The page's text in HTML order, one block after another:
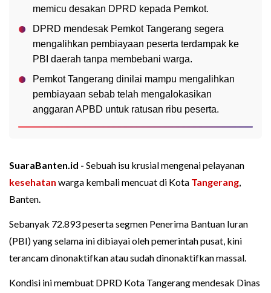
memicu desakan DPRD kepada Pemkot.
DPRD mendesak Pemkot Tangerang segera
mengalihkan pembiayaan peserta terdampak ke
PBI daerah tanpa membebani warga.
Pemkot Tangerang dinilai mampu mengalihkan
pembiayaan sebab telah mengalokasikan
anggaran APBD untuk ratusan ribu peserta.
SuaraBanten.id - Sebuah isu krusial mengenai pelayanan
kesehatan warga kembali mencuat di Kota Tangerang,
Banten.
Sebanyak 72.893 peserta segmen Penerima Bantuan Iuran
(PBI) yang selama ini dibiayai oleh pemerintah pusat, kini
terancam dinonaktifkan atau sudah dinonaktifkan massal.
Kondisi ini membuat DPRD Kota Tangerang mendesak Dinas